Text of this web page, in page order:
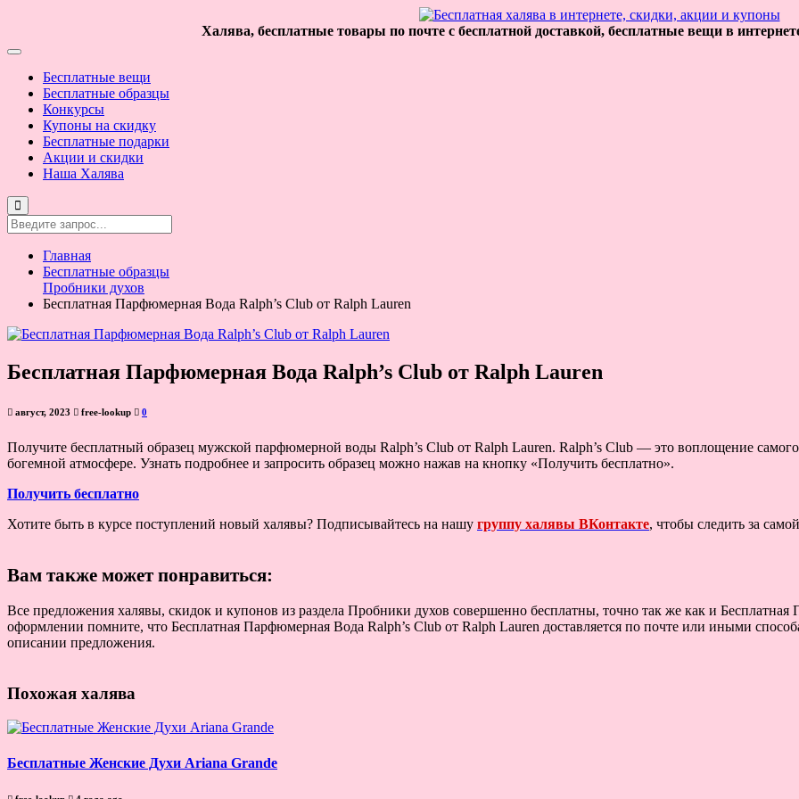
Халява, бесплатные товары по почте с бесплатной доставкой, бесплатные вещи в
Бесплатные вещи
Бесплатные образцы
Конкурсы
Купоны на скидку
Бесплатные подарки
Акции и скидки
Наша Халява
Главная
Бесплатные образцы
Пробники духов
Бесплатная Парфюмерная Вода Ralph’s Club от Ralph Lauren
Бесплатная Парфюмерная Вода Ralph’s Club от Ralph Lauren
август, 2023 free-lookup 0
Получите бесплатный образец мужской парфюмерной воды Ralph’s Club от Ralph Lauren. Ralph’s Club — это воплощение
богемной атмосфере. Узнать подробнее и запросить образец можно нажав на кнопку «Получить бесплатно».
Получить бесплатно
Хотите быть в курсе поступлений новый халявы? Подписывайтесь на нашу группу халявы ВКонтакте, чтобы следить за
Вам также может понравиться:
Все предложения халявы, скидок и купонов из раздела Пробники духов совершенно бесплатны, точно так же как и
оформлении помните, что Бесплатная Парфюмерная Вода Ralph’s Club от Ralph Lauren доставляется по почте или иными
описании предложения.
Похожая халява
Бесплатные Женские Духи Ariana Grande